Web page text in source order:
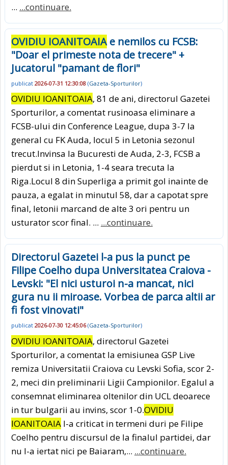
... ...continuare.
OVIDIU IOANITOAIAe nemilos cu FCSB:
"Doar el primeste nota de trecere" +
Jucatorul "pamant de flori"
publicat 2026-07-31 12:30:08 (Gazeta-Sporturilor)
OVIDIU IOANITOAIA, 81 de ani, directorul Gazetei
Sporturilor, a comentat rusinoasa eliminare a
FCSB-ului din Conference League, dupa 3-7 la
general cu FK Auda, locul 5 in Letonia sezonul
trecut.Invinsa la Bucuresti de Auda, 2-3, FCSB a
pierdut si in Letonia, 1-4 seara trecuta la
Riga.Locul 8 din Superliga a primit gol inainte de
pauza, a egalat in minutul 58, dar a capotat spre
final, letonii marcand de alte 3 ori pentru un
usturator scor final. ... ...continuare.
Directorul Gazetei l-a pus la punct pe
Filipe Coelho dupa Universitatea Craiova -
Levski: "El nici usturoi n-a mancat, nici
gura nu ii miroase. Vorbea de parca altii ar
fi fost vinovati"
publicat 2026-07-30 12:45:06(Gazeta-Sporturilor)
OVIDIU IOANITOAIA, directorul Gazetei
Sporturilor, a comentat la emisiunea GSP Live
remiza Universitatii Craiova cu Levski Sofia, scor 2-
2, meci din preliminarii Ligii Campionilor. Egalul a
consemnat eliminarea oltenilor din UCL deoarece
in tur bulgarii au invins, scor 1-0.OVIDIU
IOANITOAIA l-a criticat in termeni duri pe Filipe
Coelho pentru discursul de la finalul partidei, dar
nu l-a iertat nici pe Baiaram,... ...continuare.